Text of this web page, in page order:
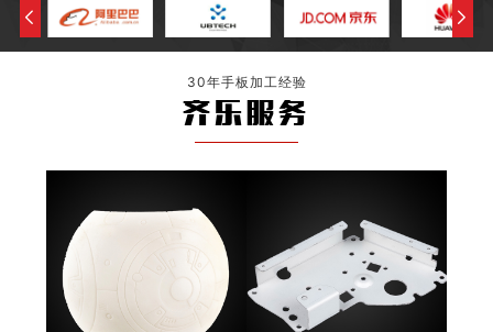
30年手板加工经验
齐乐服务